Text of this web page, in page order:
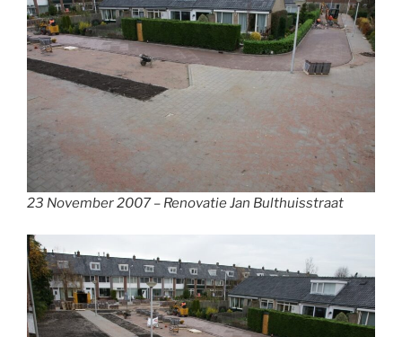
23 November 2007 – Renovatie Jan Bulthuisstraat